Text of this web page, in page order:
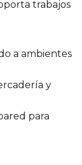
trabajos
a ambientes
y
para